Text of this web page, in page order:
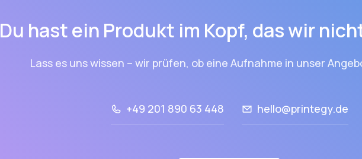
Du hast ein Produkt im Kopf, das wir
Lass es uns wissen – wir prüfen, ob eine Aufnahme in unser
+49 201 890 63 448 hello@printegy.de